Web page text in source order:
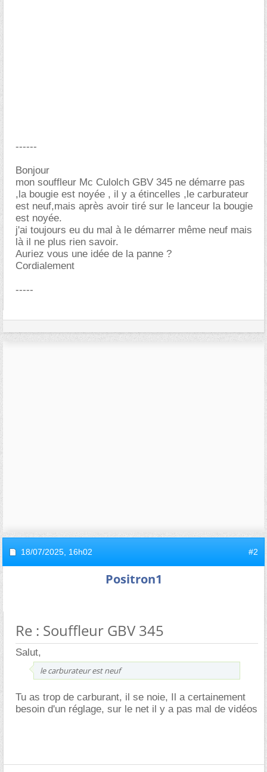
------
Bonjour
mon souffleur Mc Culolch GBV 345 ne démarre pas
,la bougie est noyée , il y a étincelles ,le carburateur
est neuf,mais après avoir tiré sur le lanceur la bougie
est noyée.
j'ai toujours eu du mal à le démarrer même neuf mais
là il ne plus rien savoir.
Auriez vous une idée de la panne ?
Cordialement
-----
18/07/2025, 16h02 #2
Positron1
Re : Souffleur GBV 345
Salut,
le carburateur est neuf
Tu as trop de carburant, il se noie, Il a certainement
besoin d'un réglage, sur le net il y a pas mal de vidéos